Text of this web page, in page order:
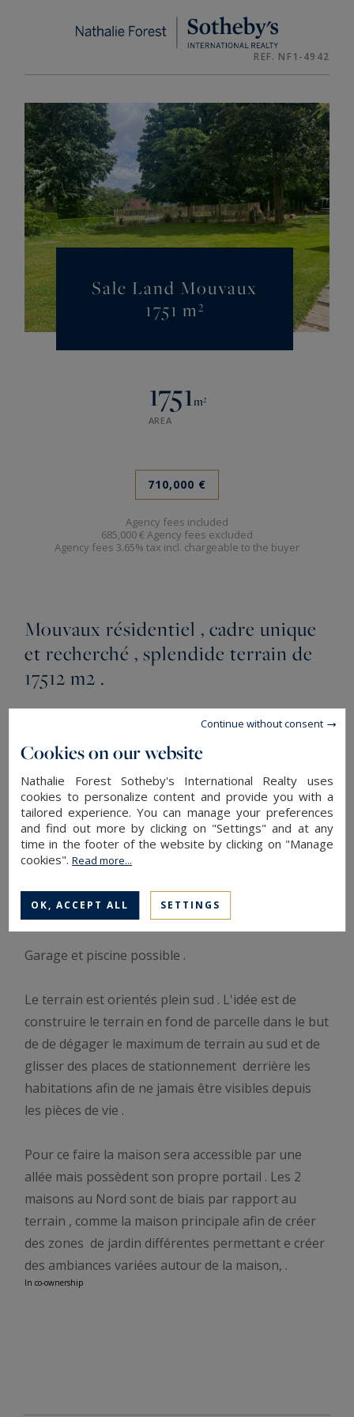
REF. NF1-4942
Sale Land Mouvaux
1751 m²
1751m²
AREA
710,000 €
Agency fees included
685,000 € Agency fees excluded
Agency fees 3.65% tax incl. chargeable to the buyer
Mouvaux résidentiel , cadre unique
et recherché , splendide terrain de
17512 m2 .
Mouvaux résidentiel , dans un cadre unique ,
magnifique terrain à bâtir permettant la
construction d'une maison individuelle, surmontée
d'un étage potentiel . Soit une surface épaisseur
des murs compris de 350 m2 . Cette surface
généreuse permet d'aménager des terrasses sous
débord de toiture et ainsi de créer une plus grande
porosité et subtilité dans le traitement entre l
'intérieur et l 'extérieur .
Garage et piscine possible .
Le terrain est orientés plein sud . L'idée est de
construire le terrain en fond de parcelle dans le but
de de dégager le maximum de terrain au sud et de
glisser des places de stationnement derrière les
habitations afin de ne jamais être visibles depuis
les pièces de vie .
Pour ce faire la maison sera accessible par une
allée mais possèdent son propre portail . Les 2
maisons au Nord sont de biais par rapport au
terrain , comme la maison principale afin de créer
des zones de jardin différentes permettant e créer
des ambiances variées autour de la maison, .
In co-ownership
Cookies on our website
Nathalie Forest Sotheby's International Realty uses
cookies to personalize content and provide you with a
tailored experience. You can manage your preferences
and find out more by clicking on "Settings" and at any
time in the footer of the website by clicking on "Manage
cookies".Read more...
OK, ACCEPT ALL SETTINGS
Continue without consent